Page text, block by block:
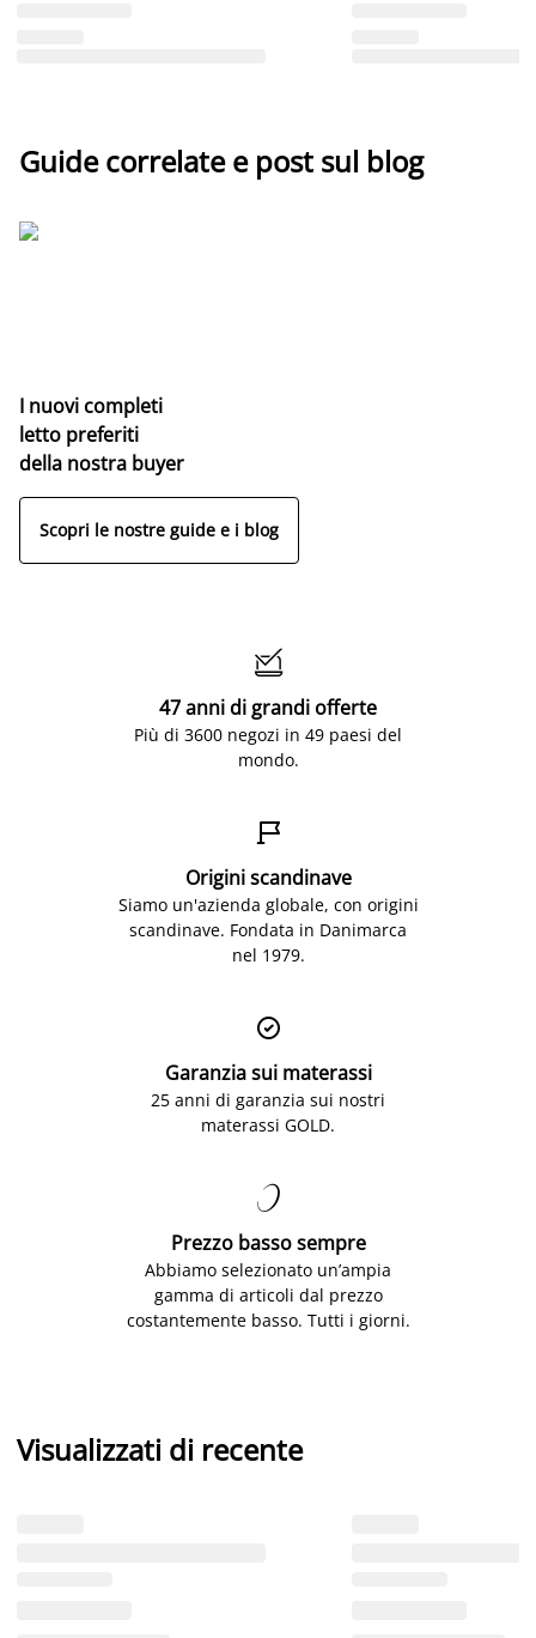
Guide correlate e post sul blog
I nuovi completi
letto preferiti
della nostra buyer
Scopri le nostre guide e i blog

47 anni di grandi offerte
Più di 3600 negozi in 49 paesi del
mondo.

Origini scandinave
Siamo un'azienda globale, con origini
scandinave. Fondata in Danimarca
nel 1979.

Garanzia sui materassi
25 anni di garanzia sui nostri
materassi GOLD.

Prezzo basso sempre
Abbiamo selezionato un’ampia
gamma di articoli dal prezzo
costantemente basso. Tutti i giorni.
Visualizzati di recente